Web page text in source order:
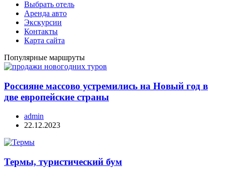
Выбрать отель
Аренда авто
Экскурсии
Контакты
Карта сайта
Популярные маршруты
Россияне массово устремились на Новый год в
две европейские страны
admin
22.12.2023
Термы, туристический бум